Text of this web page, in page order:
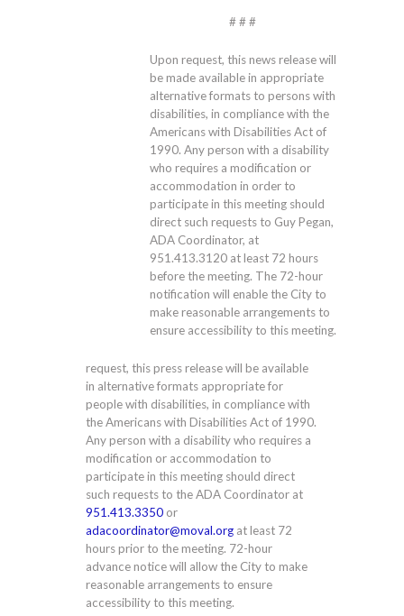
# # #
Upon request, this news release will
be made available in appropriate
alternative formats to persons with
disabilities, in compliance with the
Americans with Disabilities Act of
1990. Any person with a disability
who requires a modification or
accommodation in order to
participate in this meeting should
direct such requests to Guy Pegan,
ADA Coordinator, at
951.413.3120at least 72 hours
before the meeting. The 72-hour
notification will enable the City to
make reasonable arrangements to
ensure accessibility to this meeting.
request, this press release will be available
in alternative formats appropriate for
people with disabilities, in compliance with
the Americans with Disabilities Act of 1990.
Any person with a disability who requires a
modification or accommodation to
participate in this meeting should direct
such requests to the ADA Coordinator at
951.413.3350 or
adacoordinator@moval.org at least 72
hours prior to the meeting. 72-hour
advance notice will allow the City to make
reasonable arrangements to ensure
accessibility to this meeting.